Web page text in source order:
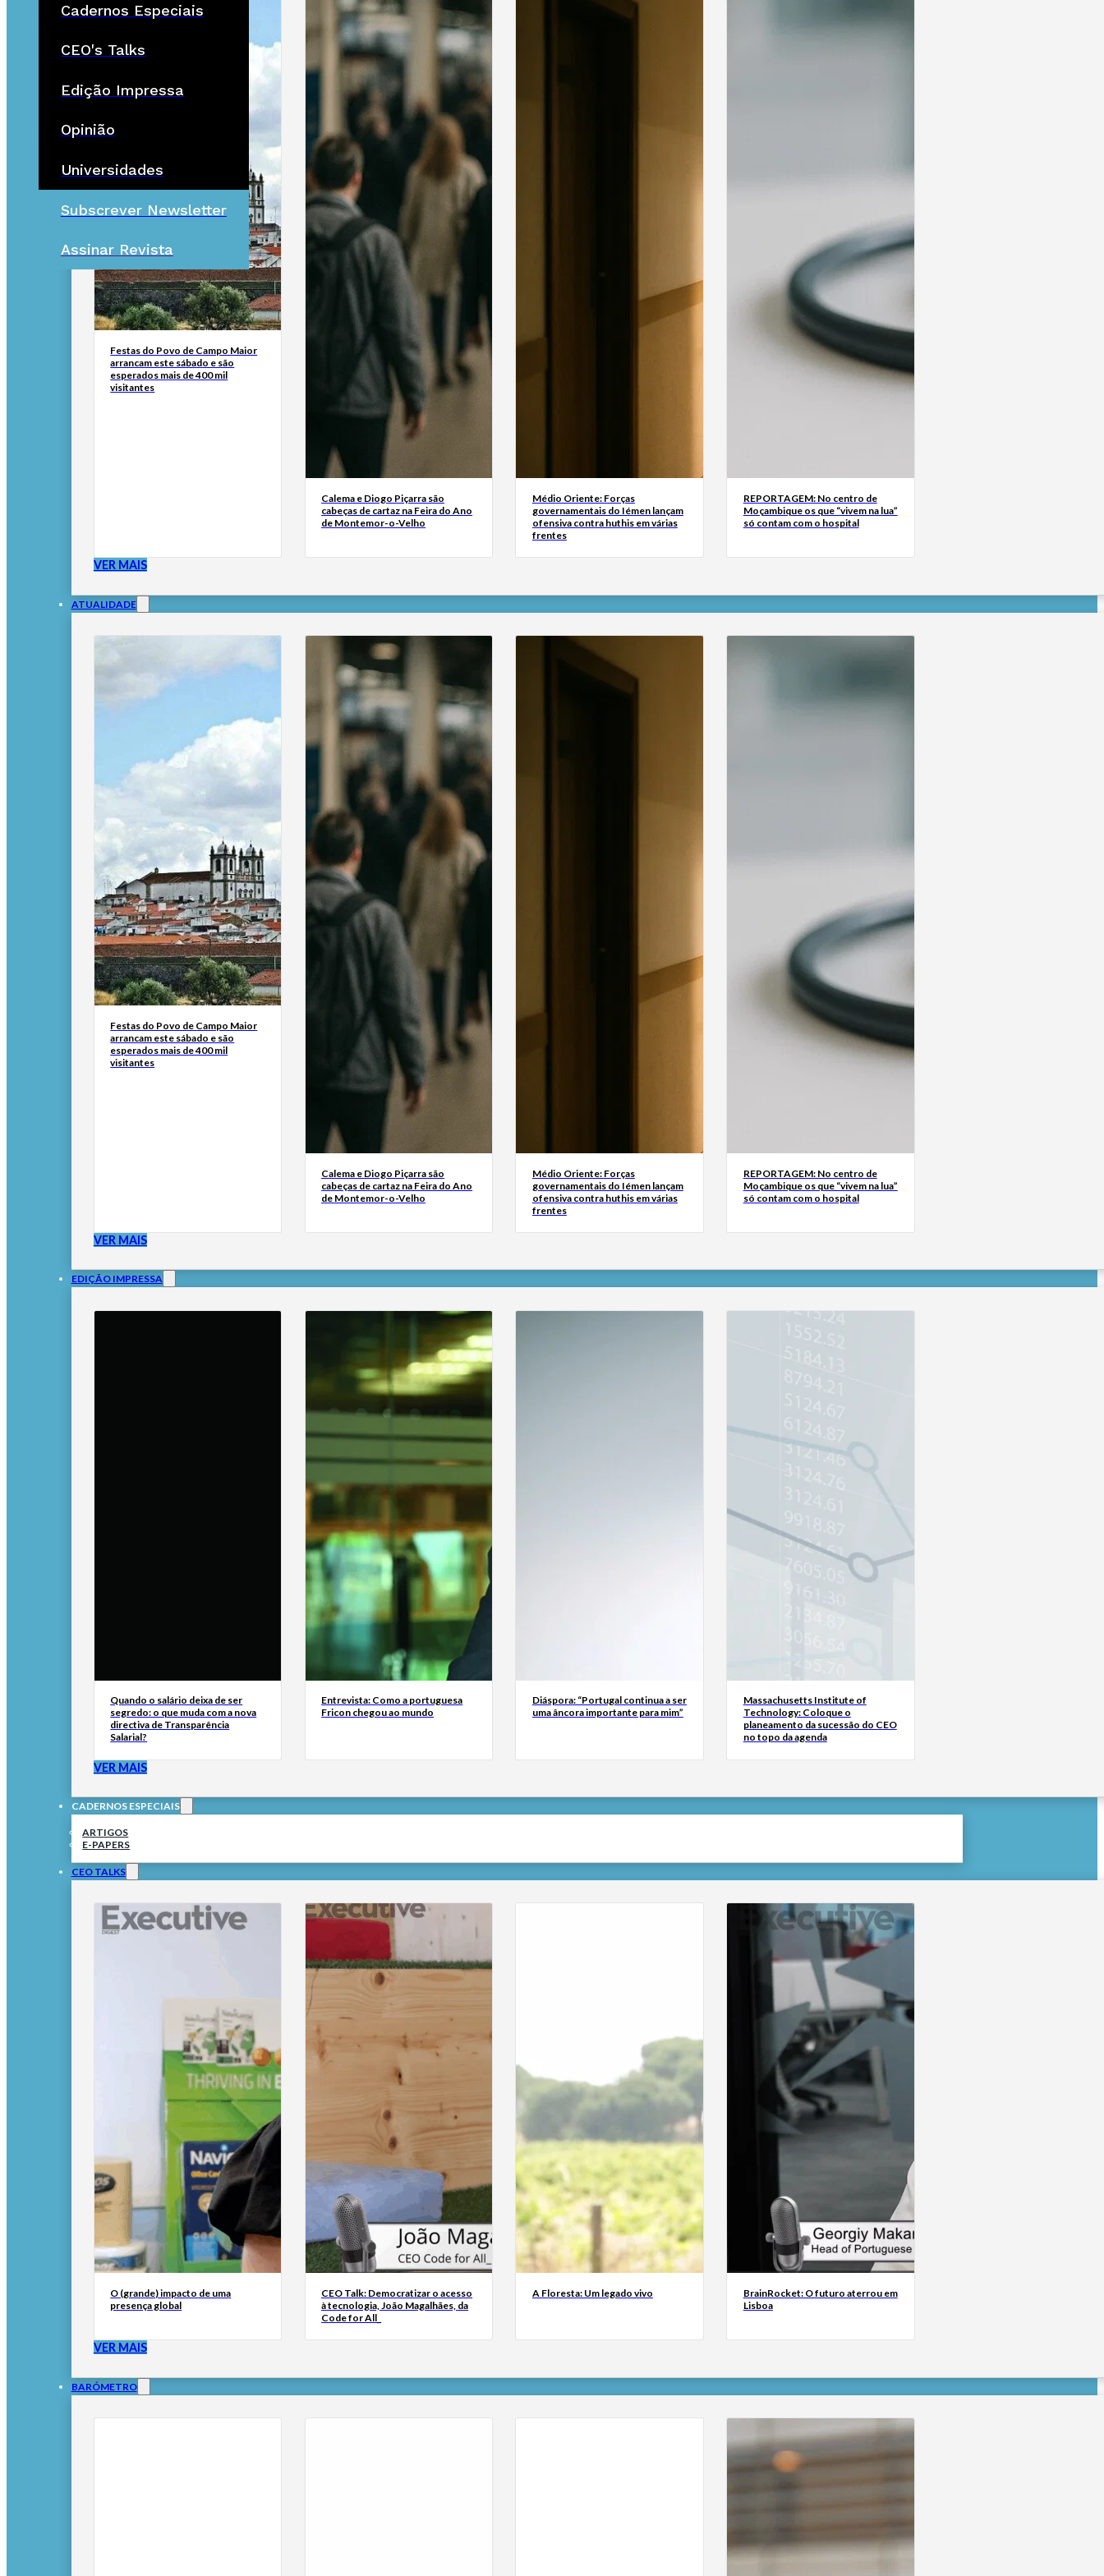
Cadernos Especiais
CEO's Talks
Edição Impressa
Opinião
Universidades
Subscrever Newsletter
Assinar Revista
Festas do Povo de Campo Maior
arrancam este sábado e são
esperados mais de 400 mil
visitantes
Calema e Diogo Piçarra são
cabeças de cartaz na Feira do Ano
de Montemor-o-Velho
Médio Oriente: Forças
governamentais do Iémen lançam
ofensiva contra huthis em várias
frentes
REPORTAGEM: No centro de
Moçambique os que “vivem na lua”
só contam com o hospital
VER MAIS
ATUALIDADE
Festas do Povo de Campo Maior
arrancam este sábado e são
esperados mais de 400 mil
visitantes
Calema e Diogo Piçarra são
cabeças de cartaz na Feira do Ano
de Montemor-o-Velho
Médio Oriente: Forças
governamentais do Iémen lançam
ofensiva contra huthis em várias
frentes
REPORTAGEM: No centro de
Moçambique os que “vivem na lua”
só contam com o hospital
VER MAIS
EDIÇÃO IMPRESSA
Quando o salário deixa de ser
segredo: o que muda com a nova
directiva de Transparência
Salarial?
Entrevista: Como a portuguesa
Fricon chegou ao mundo
Diáspora: “Portugal continua a ser
uma âncora importante para mim”
Massachusetts Institute of
Technology: Coloque o
planeamento da sucessão do CEO
no topo da agenda
VER MAIS
CADERNOS ESPECIAIS
ARTIGOS
E-PAPERS
CEO TALKS
O (grande) impacto de uma
presença global
CEO Talk: Democratizar o acesso
à tecnologia, João Magalhães, da
Code for All_
A Floresta: Um legado vivo
BrainRocket: O futuro aterrou em
Lisboa
VER MAIS
BARÓMETRO